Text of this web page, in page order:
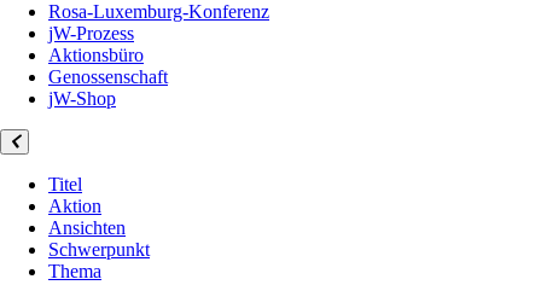
Rosa-Luxemburg-Konferenz
jW-Prozess
Aktionsbüro
Genossenschaft
jW-Shop
Titel
Aktion
Ansichten
Schwerpunkt
Thema